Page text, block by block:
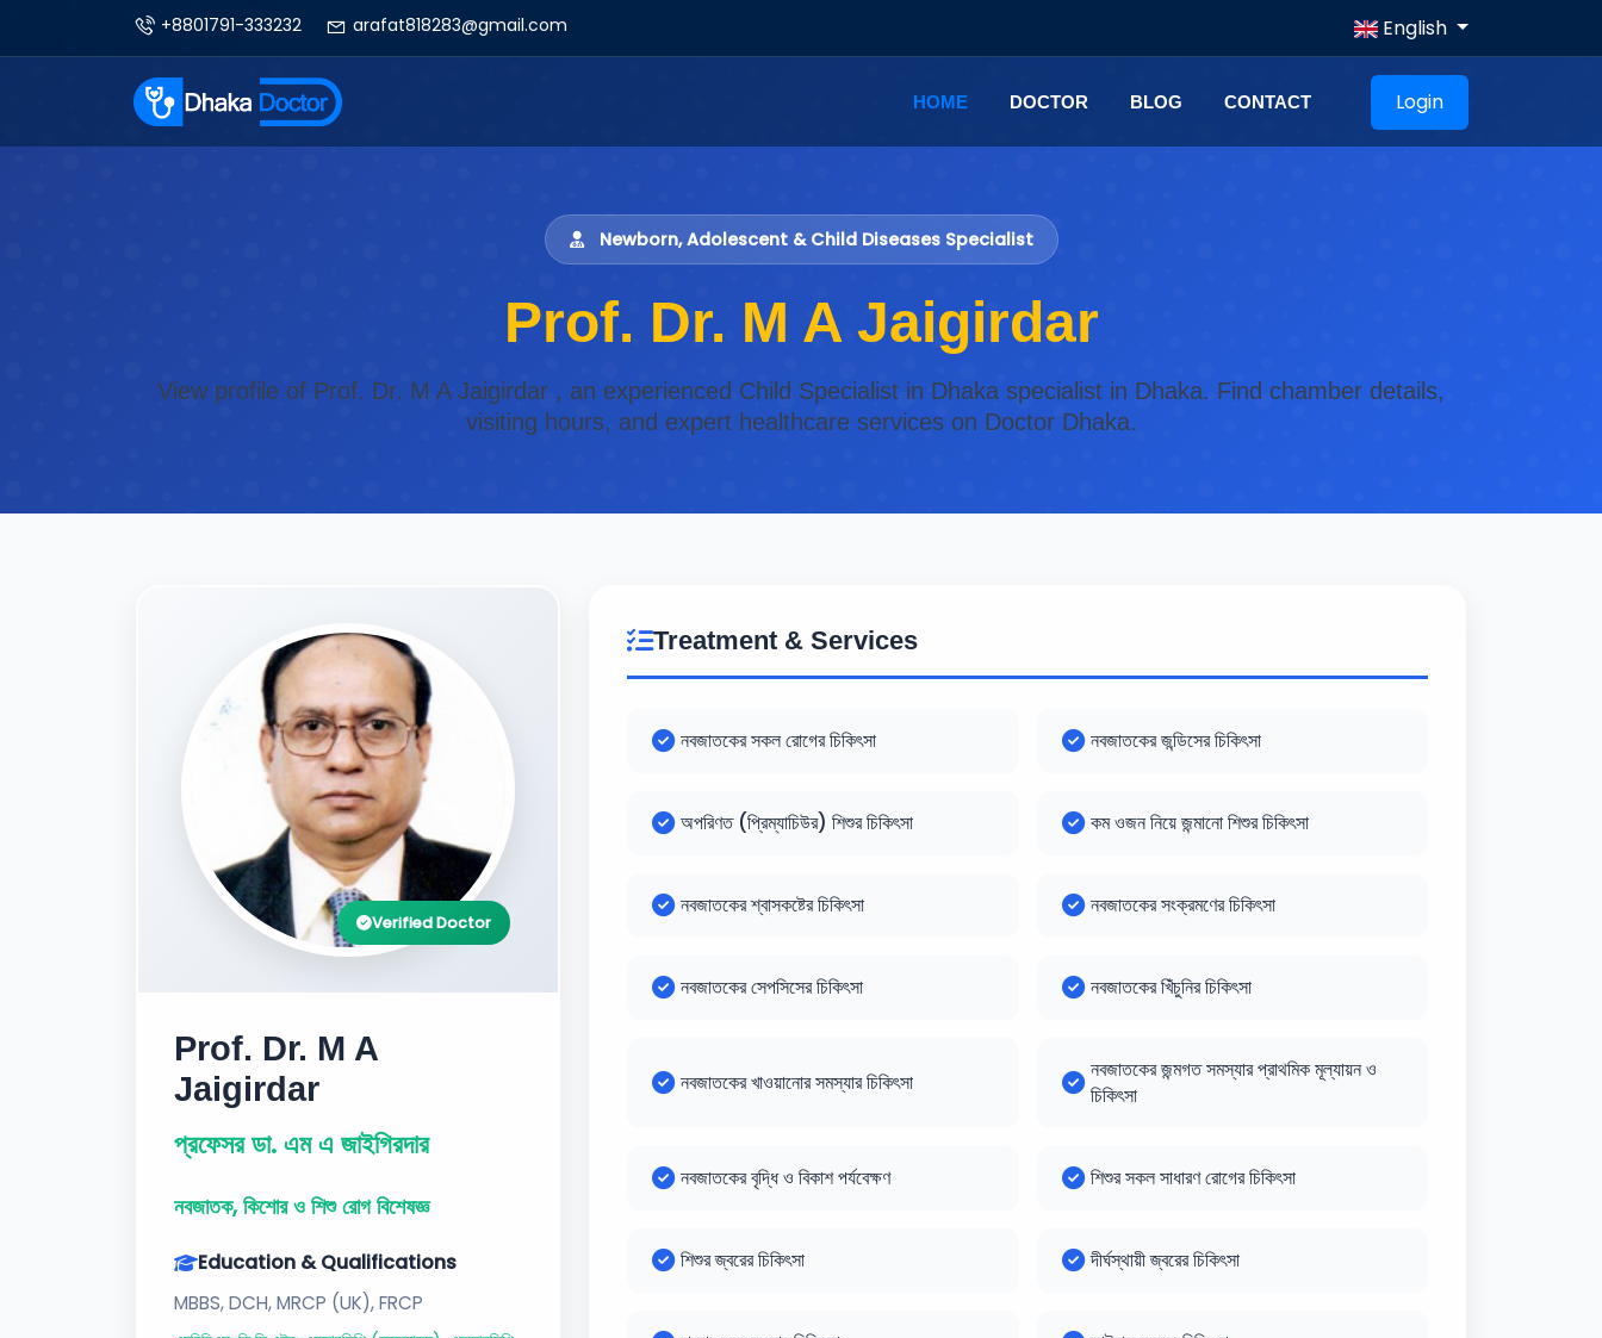
+8801791-333232 arafat818283@gmail.com English
HOME DOCTOR BLOG CONTACT Login
Newborn, Adolescent & Child Diseases Specialist
Prof. Dr. M A Jaigirdar
View profile of Prof. Dr. M A Jaigirdar , an experienced Child Specialist in Dhaka specialist in Dhaka. Find chamber details,
visiting hours, and expert healthcare services on Doctor Dhaka.
Verified Doctor
Prof. Dr. M A
Jaigirdar
প্রফেসর ডা. এম এ জাইগিরদার
নবজাতক, কিশোর ও শিশু রোগ বিশেষজ্ঞ
Education & Qualifications
MBBS, DCH, MRCP (UK), FRCP
Treatment & Services
নবজাতকের সকল রোগের চিকিৎসা নবজাতকের জন্ডিসের চিকিৎসা
অপরিণত (প্রিম্যাচিউর) শিশুর চিকিৎসা কম ওজন নিয়ে জন্মানো শিশুর চিকিৎসা
নবজাতকের শ্বাসকষ্টের চিকিৎসা নবজাতকের সংক্রমণের চিকিৎসা
নবজাতকের সেপসিসের চিকিৎসা নবজাতকের খিঁচুনির চিকিৎসা
নবজাতকের খাওয়ানোর সমস্যার চিকিৎসা
নবজাতকের জন্মগত সমস্যার প্রাথমিক মূল্যায়ন ও
চিকিৎসা
নবজাতকের বৃদ্ধি ও বিকাশ পর্যবেক্ষণ শিশুর সকল সাধারণ রোগের চিকিৎসা
শিশুর জ্বরের চিকিৎসা দীর্ঘস্থায়ী জ্বরের চিকিৎসা